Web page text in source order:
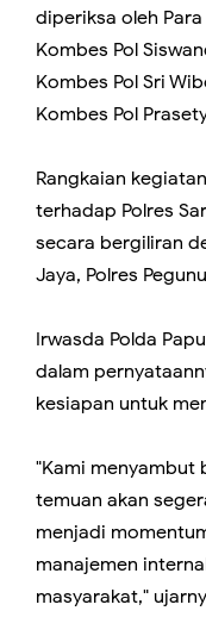
diperiksa oleh
Kombes Pol
Kombes Pol Sri
Kombes Pol
Rangkaian
terhadap Polres
secara bergiliran
Jaya, Polres
Irwasda Polda
dalam
kesiapan untuk
"Kami menyambut
temuan akan
menjadi
manajemen
masyarakat,"